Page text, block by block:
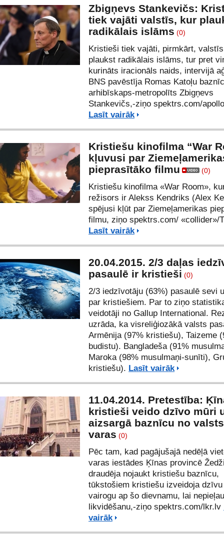
Zbigņevs Stankevičs:
tiek vajāti valstīs, kur
radikālais islāms (0)
Kristieši tiek vajāti, pirmkārt,
plaukst radikālais islāms, tur pret
kurināts iracionāls naids, intervijā
BNS pavēstīja Romas Katoļu
arhibīskaps-metropolīts Zbigņevs
Stankevičs,-ziņo spektrs.com/
Lasīt vairāk
Kristiešu kinofilma “War
kļuvusi par
pieprasītāko filmu
(0)
Kristiešu kinofilma «War Room»,
režisors ir Alekss Kendriks (Alex
spējusi kļūt par Ziemeļamerikas
filmu, ziņo spektrs.com/ «collider»/
Lasīt vairāk
20.04.2015. 2/3 daļas
pasaulē ir kristieši (0)
2/3 iedzīvotāju (63%) pasaulē sevi
par kristiešiem. Par to ziņo
veidotāji no Gallup International.
uzrāda, ka visreliģiozākā valsts
Armēnija (97% kristiešu), Taizeme
budistu). Bangladeša (91%
Maroka (98% musulmaņi-sunīti),
kristiešu). Lasīt vairāk
11.04.2014. Pretestība:
kristieši veido dzīvo mūri
aizsargā baznīcu no valsts
varas (0)
Pēc tam, kad pagājušajā nedēļā
varas iestādes Ķīnas provincē
draudēja nojaukt kristiešu baznīcu,
tūkstošiem kristiešu izveidoja
vairogu ap šo dievnamu, lai
likvidēšanu,-ziņo spektrs.com/lkr.lv
vairāk